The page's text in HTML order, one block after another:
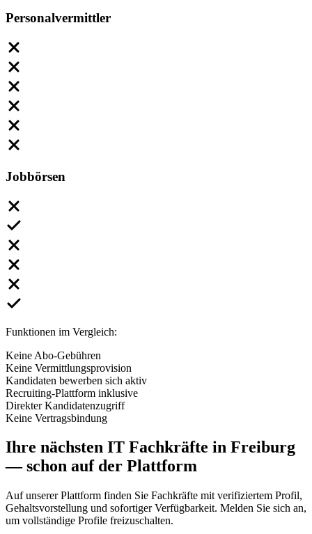
Personalvermittler
Jobbörsen
Funktionen im Vergleich:
Keine Abo-Gebühren
Keine Vermittlungsprovision
Kandidaten bewerben sich aktiv
Recruiting-Plattform inklusive
Direkter Kandidatenzugriff
Keine Vertragsbindung
Ihre nächsten IT Fachkräfte in Freiburg
— schon auf der Plattform
Auf unserer Plattform finden Sie Fachkräfte mit verifiziertem Profil,
Gehaltsvorstellung und sofortiger Verfügbarkeit. Melden Sie sich an,
um vollständige Profile freizuschalten.